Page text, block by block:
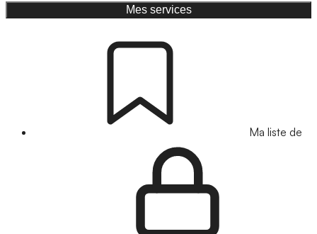
Mes services
Ma liste de